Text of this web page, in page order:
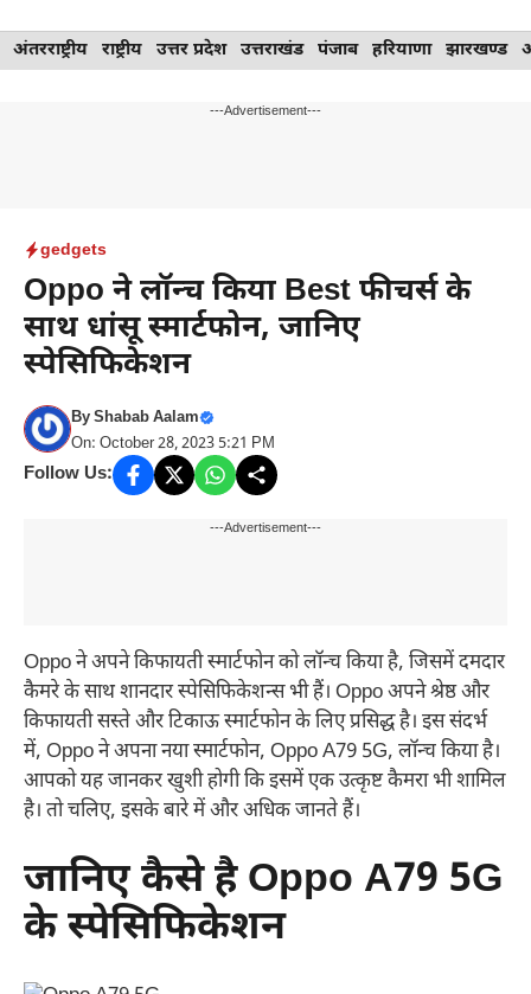
Skip
to
अंतरराष्ट्रीय राष्ट्रीय उत्तर प्रदेश उत्तराखंड पंजाब हरियाणा झारखण्ड
---Advertisement---
gedgets
Oppo ने लॉन्च किया Best फीचर्स के
साथ धांसू स्मार्टफोन, जानिए
स्पेसिफिकेशन
ByShabab Aalam
On: October 28, 2023 5:21 PM
Follow Us:
---Advertisement---
Oppo ने अपने किफायती स्मार्टफोन को लॉन्च किया है, जिसमें दमदार
कैमरे के साथ शानदार स्पेसिफिकेशन्स भी हैं। Oppo अपने श्रेष्ठ और
किफायती सस्ते और टिकाऊ स्मार्टफोन के लिए प्रसिद्ध है। इस संदर्भ
में, Oppo ने अपना नया स्मार्टफोन, Oppo A79 5G, लॉन्च किया है।
आपको यह जानकर खुशी होगी कि इसमें एक उत्कृष्ट कैमरा भी शामिल
है। तो चलिए, इसके बारे में और अधिक जानते हैं।
जानिए कैसे है Oppo A79 5G
के स्पेसिफिकेशन